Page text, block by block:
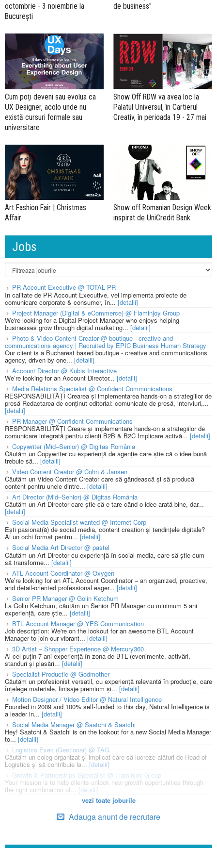
octombrie - 3 noiembrie la
București
de business"
Cum poți deveni sau evolua ca
UX Designer, acolo unde nu
există cursuri formale sau
universitare
Show Off RDW va avea loc la
Palatul Universul, în Cartierul
Creativ, în perioada 19 - 27 mai
Art Fashion Fair | Christmas
Affair
Show off Romanian Design Week
inspirat de UniCredit Bank
Jobs
PR Account Executive @ TOTAL PR
În calitate de PR Account Executive, vei implementa proiecte de
comunicare corporate & consumer, în... [detalii]
Project Manager (Digital & eCommerce) @ Flaminjoy Group
We're looking for a Digital Project Manager who enjoys helping
businesses grow through digital marketing... [detalii]
Photo & Video Content Creator @ boutique - creative and
communications agency | Recruited by EPIC Business Human Strategy
Our client is a Bucharest based boutique - creative and communications
agency, driven by one... [detalii]
Account Director @ Kubis Interactive
We’re looking for an Account Director... [detalii]
Media Relations Specialist @ Confident Communications
RESPONSABILITĂȚI Crearea și implementarea hands-on a strategiilor de
presă Redactarea de conținut editorial: comunicate de presă, interviuri,...
[detalii]
PR Manager @ Confident Communications
RESPONSABILITĂȚI Creare și implementare hands-on a strategiilor de
comunicare integrată pentru clienți B2B & B2C Implicare activă... [detalii]
Copywriter (Mid–Senior) @ Digitas România
Căutăm un Copywriter cu experiență de agenție care știe că o idee bună
trebuie să... [detalii]
Video Content Creator @ Cohn & Jansen
Căutăm un Video Content Creator care să gândească și să producă
content pentru unele dintre... [detalii]
Art Director (Mid–Senior) @ Digitas România
Căutăm un Art Director care știe că e tare când o idee arată bine, dar...
[detalii]
Social Media Specialist wanted @ Internet Corp
Ești pasionat(ă) de social media, content creation și tendințele digitale?
Ai un ochi format pentru... [detalii]
Social Media Art Director @ pastel
Căutăm un Art Director cu experiență în social media, care să știe cum
să transforme... [detalii]
ATL Account Coordinator @ Oxygen
We’re looking for an ATL Account Coordinator – an organized, proactive,
and detail-oriented professional eager... [detalii]
Senior PR Manager @ Golin Ketchum
La Golin Ketchum, căutăm un Senior PR Manager cu minimum 5 ani
experiență, care știe... [detalii]
BTL Account Manager @ YES Communication
Job description: We're on the lookout for an awesome BTL Account
Manager to join our vibrant... [detalii]
3D Artist – Shopper Experience @ Mercury360
Ai cel puțin 7 ani experiență în zona de BTL (evenimente, activări,
standuri și plasări...[detalii]
Specialist Productie @ Godmother
Căutăm un profesionist versatil, cu experiență relevantă în producție, care
înțelege materiale, finisaje premium și... [detalii]
Motion Designer / Video Editor @ Natural Intelligence
Founded in 2009 and 100% self-funded to this day, Natural Intelligence is
a leader in... [detalii]
Social Media Manager @ Saatchi & Saatchi
Hey! Saatchi & Saatchi is on the lookout for a new Social Media Manager
to... [detalii]
Logistics Exec (Gestionar) @ TAG
Căutăm un coleg organizat și implicat care să lucreze alături de Head of
Logistics și să contribuie la... [detalii]
Growth & Partnerships Specialist @ Flaminjoy Group
Your mission is to help clients unlock new growth opportunities through
the right combination of... [detalii]
vezi toate joburile
Adauga anunt de recrutare